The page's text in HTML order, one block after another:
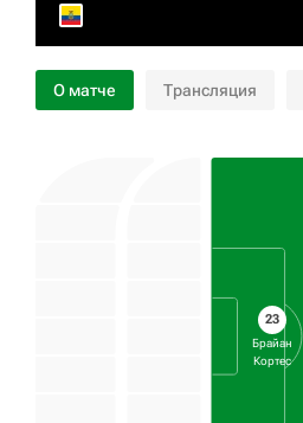
О матче Трансляция
23
Брайан
Кортес